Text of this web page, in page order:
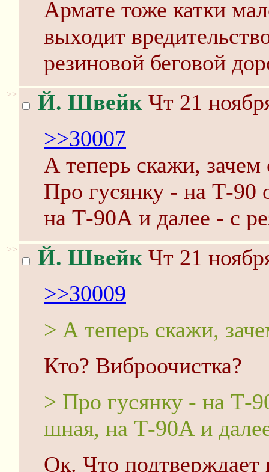
Армате тоже катки
выходит
резиновой беговой
>> Й. Швейк Чт 21
>>30007
А теперь скажи, зачем
Про гусянку - на Т-90
на Т-90А и далее - с
>> Й. Швейк Чт 21
>>30009
> А теперь скажи,
Кто? Виброочистка?
> Про гусянку - на Т-
шная, на Т-90А и
Ок. Что подтверждает